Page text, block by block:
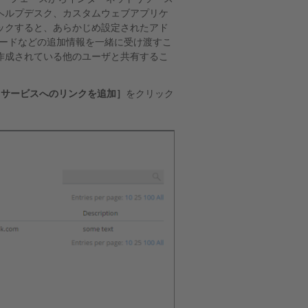
プデスク、カスタムウェブアプリケ
すると、あらかじめ設定されたアド
ドなどの追加情報を一緒に受け渡すこ
されている他のユーザと共有するこ
ービスへのリンクを追加］ をクリック